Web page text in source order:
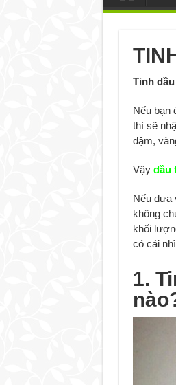
Tinh
Nếu bạn
thì sẽ
đậm,
Vậy dầu
Nếu dựa
không
khối
có cái
1.